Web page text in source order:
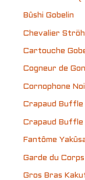
Bûshi Gobelin
Chevalier
Cartouche
Cogneur de
Cornophone
Crapaud Buffle
Crapaud Buffle
Fantôme
Garde du
Gros Bras